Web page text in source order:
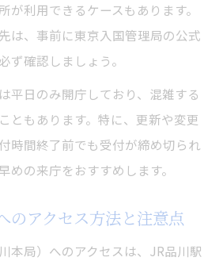
が利用できるケースもあります。
は、事前に東京入国管理局の公式
ず確認しましょう。
平日のみ開庁しており、混雑する
ともあります。特に、更新や変更
時間終了前でも受付が締め切られ
めの来庁をおすすめします。
のアクセス方法と注意点
本局）へのアクセスは、JR品川駅